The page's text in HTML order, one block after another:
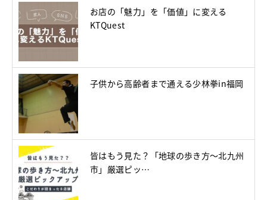
お店の「魅力」を「価値」に変える
KTQuest
子供から高齢者まで通える少林拳in福岡
皆はもう見た？「地球の歩き方～北九州
市」厳選ピッ…